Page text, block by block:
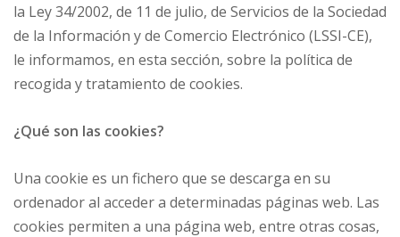
la Ley 34/2002, de 11 de julio, de Servicios de la Sociedad
de la Información y de Comercio Electrónico (LSSI-CE),
le informamos, en esta sección, sobre la política de
recogida y tratamiento de cookies.
¿Qué son las cookies?
Una cookie es un fichero que se descarga en su
ordenador al acceder a determinadas páginas web. Las
cookies permiten a una página web, entre otras cosas,